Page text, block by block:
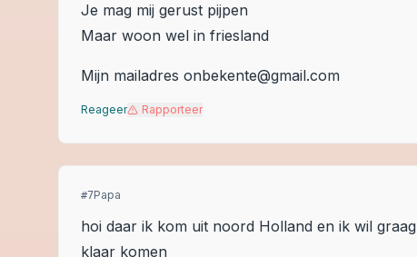
Je mag mij gerust pijpen
Maar woon wel in friesland
Mijn mailadres onbekente@gmail.com
Reageer Rapporteer
#7Papa
hoi daar ik kom uit noord Holland en ik wil
klaar komen